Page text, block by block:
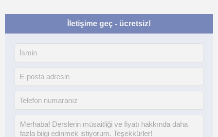
İletişime geç - ücretsiz!